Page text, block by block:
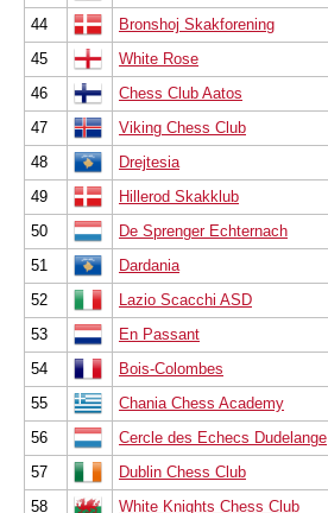
44
Bronshoj Skakforening
45
White Rose
46
Chess Club Aatos
47
Viking Chess Club
48
Drejtesia
49
Hillerod Skakklub
50
De Sprenger Echternach
51
Dardania
52
Lazio Scacchi ASD
53
En Passant
54
Bois-Colombes
55
Chania Chess Academy
56
Cercle des Echecs Dudelange
57
Dublin Chess Club
58
White Knights Chess Club